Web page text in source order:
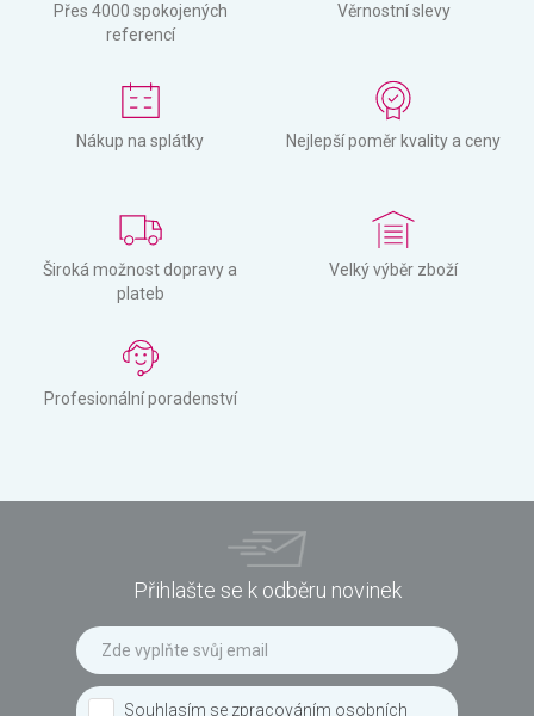
Přes 4000 spokojených
referencí
Věrnostní slevy
Nákup na splátky Nejlepší poměr kvality a ceny
Široká možnost dopravy a
plateb
Velký výběr zboží
Profesionální poradenství
Přihlašte se k odběru novinek
Souhlasím se zpracováním osobních